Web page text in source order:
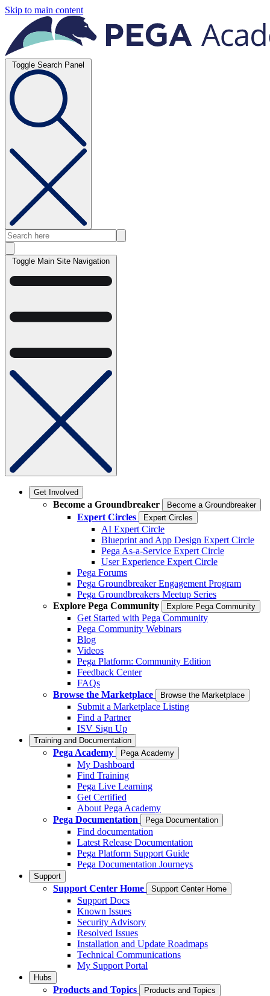
Skip to main content
Toggle Search Panel
Toggle Main Site Navigation
Get Involved
Become a Groundbreaker Become a Groundbreaker
Expert Circles Expert Circles
AI Expert Circle
Blueprint and App Design Expert Circle
Pega As-a-Service Expert Circle
User Experience Expert Circle
Pega Forums
Pega Groundbreaker Engagement Program
Pega Groundbreakers Meetup Series
Explore Pega Community
Explore Pega Community
Get Started with Pega Community
Pega Community Webinars
Blog
Videos
Pega Platform: Community Edition
Feedback Center
FAQs
Browse the Marketplace
Browse the Marketplace
Submit a Marketplace Listing
Find a Partner
ISV Sign Up
Training and Documentation
Pega Academy Pega Academy
My Dashboard
Find Training
Pega Live Learning
Get Certified
About Pega Academy
Pega Documentation
Pega Documentation
Find documentation
Latest Release Documentation
Pega Platform Support Guide
Pega Documentation Journeys
Support
Support Center Home Support Center Home
Support Docs
Known Issues
Security Advisory
Resolved Issues
Installation and Update Roadmaps
Technical Communications
My Support Portal
Hubs
Products and Topics Products and Topics